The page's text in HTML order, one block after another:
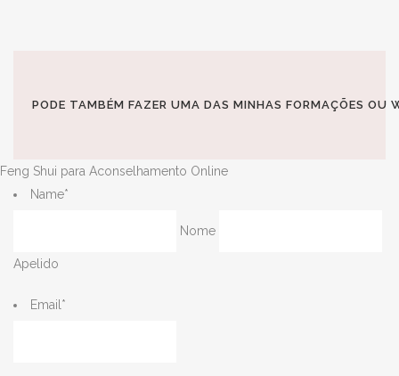
PODE TAMBÉM FAZER UMA DAS MINHAS FORMAÇÕES OU
Feng Shui para Aconselhamento Online
Name*
Nome
Apelido
Email*